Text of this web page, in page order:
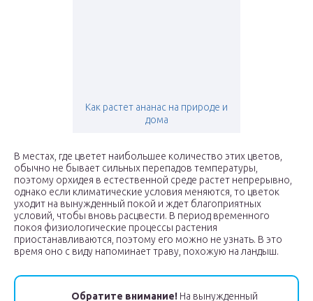
Как растет ананас на природе и
дома
В местах, где цветет наибольшее количество этих цветов,
обычно не бывает сильных перепадов температуры,
поэтому орхидея в естественной среде растет непрерывно,
однако если климатические условия меняются, то цветок
уходит на вынужденный покой и ждет благоприятных
условий, чтобы вновь расцвести. В период временного
покоя физиологические процессы растения
приостанавливаются, поэтому его можно не узнать. В это
время оно с виду напоминает траву, похожую на ландыш.
Обратите внимание! На вынужденный